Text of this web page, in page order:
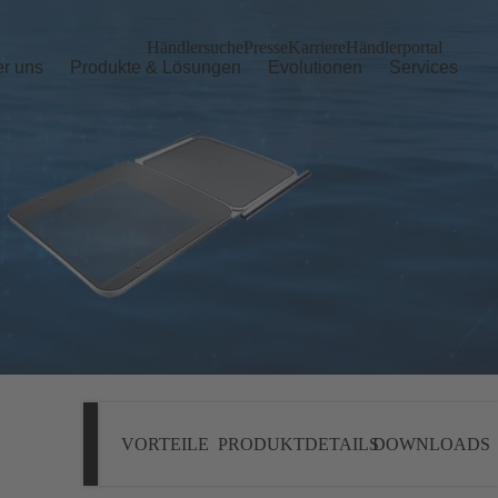
uns Produkte & Lösungen Evolutionen Services
HändlersuchePresseKarriereHändlerportal
VORTEILE PRODUKTDETAILSDOWNLOADS